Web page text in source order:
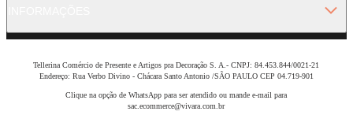
Tellerina Comércio de Presente e Artigos pra Decoração S. A.- CNPJ: 84.453.844/0021-21
Endereço: Rua Verbo Divino - Chácara Santo Antonio /SÃO PAULO CEP 04.719-901
Clique na opção de WhatsApp para ser atendido ou mande e-mail para
sac.ecommerce@vivara.com.br